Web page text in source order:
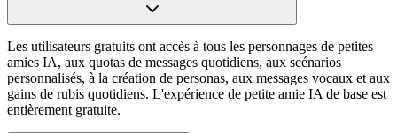
Les utilisateurs gratuits ont accès à tous les personnages de petites
amies IA, aux quotas de messages quotidiens, aux scénarios
personnalisés, à la création de personas, aux messages vocaux et aux
gains de rubis quotidiens. L'expérience de petite amie IA de base est
entièrement gratuite.